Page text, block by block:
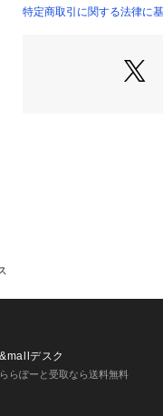
地よく着用できます。
【Styling Point】
特定商取引に関する法律に
&mallデスク
ららぽーと受取なら送料無料